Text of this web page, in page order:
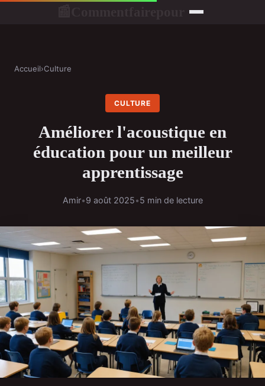
Accueil›Culture
CULTURE
Améliorer l'acoustique en
éducation pour un meilleur
apprentissage
Amir•9 août 2025•5 min de lecture